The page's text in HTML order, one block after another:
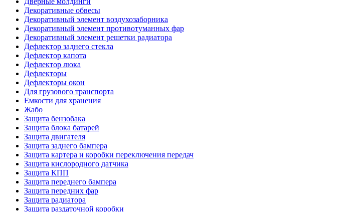
Декоративные обвесы
Декоративный элемент воздухозаборника
Декоративный элемент противотуманных фар
Декоративный элемент решетки радиатора
Дефлектор заднего стекла
Дефлектор капота
Дефлектор люка
Дефлекторы
Дефлекторы окон
Для грузового транспорта
Емкости для хранения
Жабо
Защита бензобака
Защита блока батарей
Защита двигателя
Защита заднего бампера
Защита картера и коробки переключения передач
Защита кислородного датчика
Защита КПП
Защита переднего бампера
Защита передних фар
Защита радиатора
Защита раздаточной коробки